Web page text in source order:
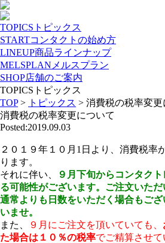
TOPICS トピックス
STARTコンタクトの始め方
LINEUP商品ラインナップ
MELSPLAN メルスプラン
SHOP店舗のご案内
TOPICS トピックス
TOP> トピックス > 消費税の税率変更
消費税の税率変更について
Posted:2019.09.03
２０１９年１０月1日より、消費税率
ります。
それに伴い、
９月下旬からコンタク
る可能性がございます。ご注文いた
通常よりも日数をいただく場合もご
いませ。
また、
９月にご注文を頂いていても、
た場合は１０％の税率でご精算させ